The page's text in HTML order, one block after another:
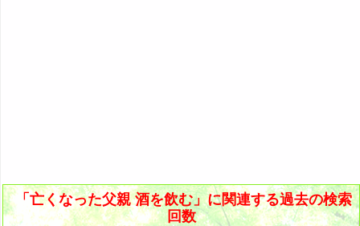
「亡くなった父親 酒を飲む」に関連する過去の検索
回数